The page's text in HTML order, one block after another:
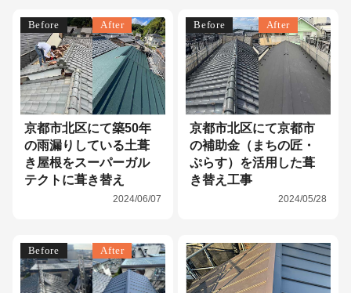
Before After
京都市北区にて築50年
の雨漏りしている土葺
き屋根をスーパーガル
テクトに葺き替え
2024/06/07
Before After
京都市北区にて京都市
の補助金（まちの匠・
ぷらす）を活用した葺
き替え工事
2024/05/28
Before After